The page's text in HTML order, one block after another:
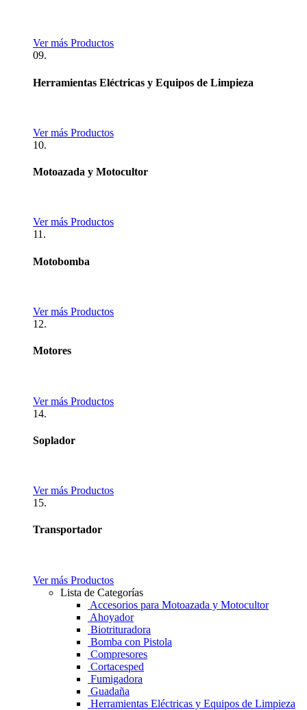
Ver más Productos
09.
Herramientas Eléctricas y Equipos de Limpieza
Ver más Productos
10.
Motoazada y Motocultor
Ver más Productos
11.
Motobomba
Ver más Productos
12.
Motores
Ver más Productos
14.
Soplador
Ver más Productos
15.
Transportador
Ver más Productos
Lista de Categorías
Accesorios para Motoazada y Motocultor
Ahoyador
Biotrituradora
Bomba con Pistola
Compresores
Cortacesped
Fumigadora
Guadaña
Herramientas Eléctricas y Equipos de Limpieza